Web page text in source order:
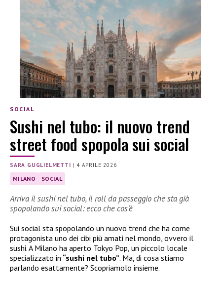
SOCIAL
Sushi nel tubo: il nuovo trend
street food spopola sui social
SARA GUGLIELMETTI |4 APRILE 2026
MILANO SOCIAL
Arriva il sushi nel tubo, il roll da passeggio che sta già
spopolando sui social: ecco che cos’è
Sui social sta spopolando un nuovo trend che ha come
protagonista uno dei cibi più amati nel mondo, ovvero il
sushi. A Milano ha aperto Tokyo Pop, un piccolo locale
specializzato in “sushi nel tubo”. Ma, di cosa stiamo
parlando esattamente? Scopriamolo insieme.